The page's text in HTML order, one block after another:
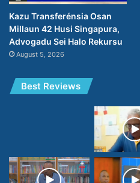
Kazu Transferénsia Osan
Millaun 42 Husi Singapura,
Advogadu Sei Halo Rekursu
August 5, 2026
Best Reviews